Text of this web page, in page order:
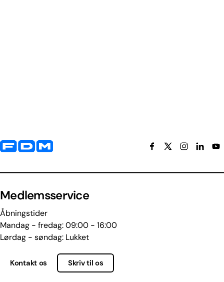
Yderligere information og kontaktoplysninger
Medlemsservice
Åbningstider
Mandag - fredag: 09:00 - 16:00
Lørdag - søndag: Lukket
Kontakt os Skriv til os